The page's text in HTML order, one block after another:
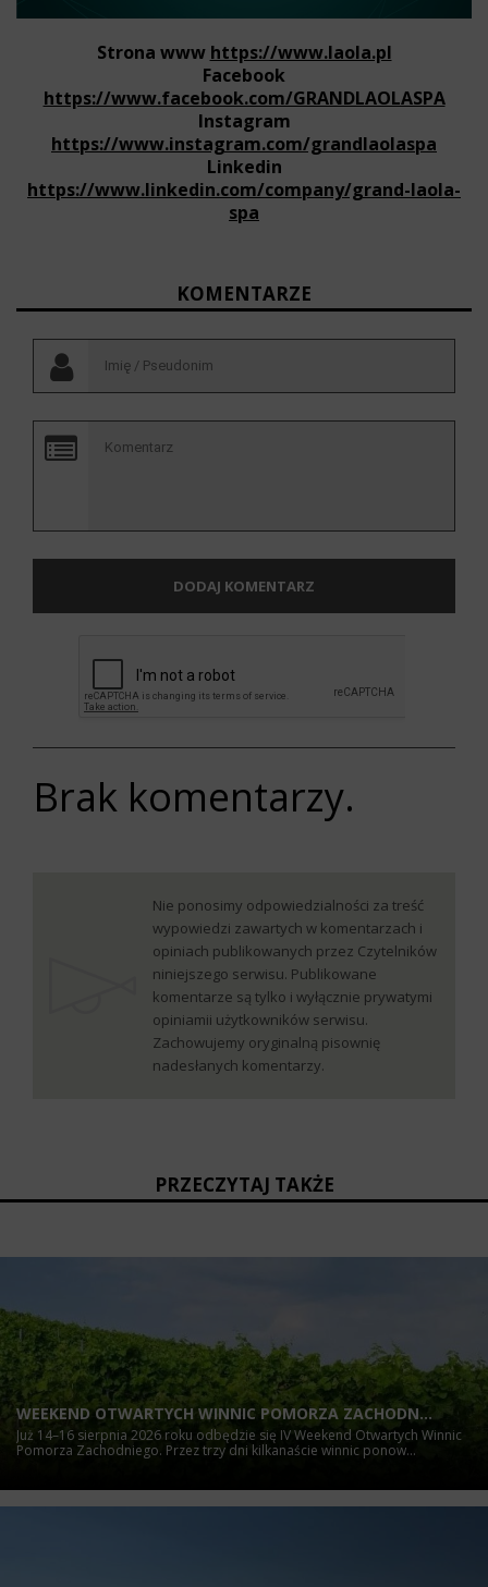
Strona www https://www.laola.pl
Facebook
https://www.facebook.com/GRANDLAOLASPA
Instagram
https://www.instagram.com/grandlaolaspa
Linkedin
https://www.linkedin.com/company/grand-laola-
spa
KOMENTARZE
DODAJ KOMENTARZ
Brak komentarzy.
Nie ponosimy odpowiedzialności za treść
wypowiedzi zawartych w komentarzach i
opiniach publikowanych przez Czytelników
niniejszego serwisu. Publikowane
komentarze są tylko i wyłącznie prywatymi
opiniamii użytkowników serwisu.
Zachowujemy oryginalną pisownię
nadesłanych komentarzy.
PRZECZYTAJ TAKŻE
WEEKEND OTWARTYCH WINNIC POMORZA ZACHODN...
Już 14–16 sierpnia 2026 roku odbędzie się IV Weekend Otwartych Winnic
Pomorza Zachodniego. Przez trzy dni kilkanaście winnic ponow...